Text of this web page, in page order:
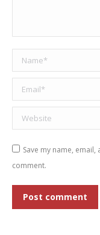
Name *
Email *
Website
Save my name,
comment.
Post comment